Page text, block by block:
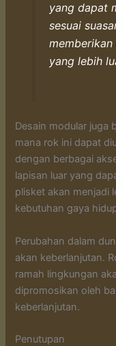
yang dapat
sesuai
yang lebih
Desain modular juga
mana rok ini dapat
dengan berbagai
lapisan luar yang
plisket akan menjadi
kebutuhan gaya
Perubahan dalam
akan keberlanjutan.
ramah lingkungan
dipromosikan oleh
keberlanjutan.
Penutupan